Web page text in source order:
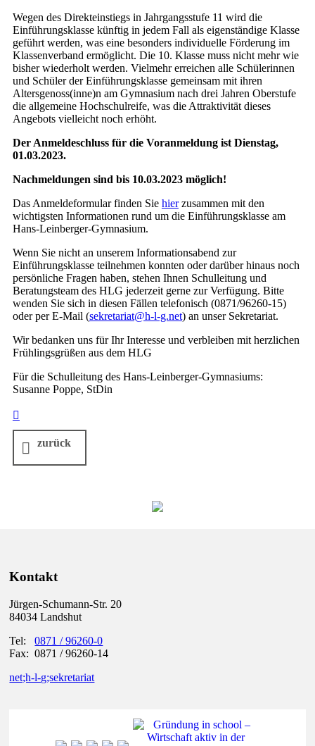
Wegen des Direkteinstiegs in Jahrgangsstufe 11 wird die
Einführungsklasse künftig in jedem Fall als eigenständige Klasse
geführt werden, was eine besonders individuelle Förderung im
Klassenverband ermöglicht. Die 10. Klasse muss nicht mehr wie
bisher wiederholt werden. Vielmehr erreichen alle Schülerinnen
und Schüler der Einführungsklasse gemeinsam mit ihren
Altersgenoss(inne)n am Gymnasium nach drei Jahren Oberstufe
die allgemeine Hochschulreife, was die Attraktivität dieses
Angebots vielleicht noch erhöht.
Der Anmeldeschluss für die Voranmeldung ist Dienstag,
01.03.2023.
Nachmeldungen sind bis 10.03.2023 möglich!
Das Anmeldeformular finden Sie hierzusammen mit den
wichtigsten Informationen rund um die Einführungsklasse am
Hans-Leinberger-Gymnasium.
Wenn Sie nicht an unserem Informationsabend zur
Einführungsklasse teilnehmen konnten oder darüber hinaus noch
persönliche Fragen haben, stehen Ihnen Schulleitung und
Beratungsteam des HLG jederzeit gerne zur Verfügung. Bitte
wenden Sie sich in diesen Fällen telefonisch (0871/96260-15)
oder per E-Mail (sekretariat@h-l-g.net) an unser Sekretariat.
Wir bedanken uns für Ihr Interesse und verbleiben mit herzlichen
Frühlingsgrüßen aus dem HLG
Für die Schulleitung des Hans-Leinberger-Gymnasiums:
Susanne Poppe, StDin

zurück
Kontakt
Jürgen-Schumann-Str. 20
84034 Landshut
Tel:0871 / 96260-0
Fax: 0871 / 96260-14
net;h-l-g;sekretariat